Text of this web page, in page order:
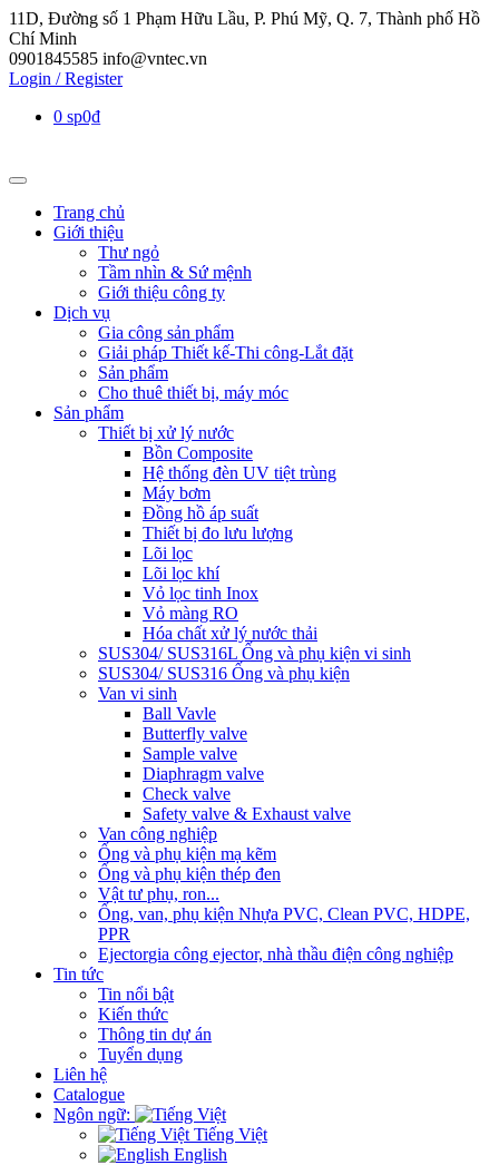
11D, Đường số 1 Phạm Hữu Lầu, P. Phú Mỹ, Q. 7, Thành phố Hồ
Chí Minh
0901845585 info@vntec.vn
Login / Register
0 sp0₫
Trang chủ
Giới thiệu
Thư ngỏ
Tầm nhìn & Sứ mệnh
Giới thiệu công ty
Dịch vụ
Gia công sản phẩm
Giải pháp Thiết kế-Thi công-Lắt đặt
Sản phẩm
Cho thuê thiết bị, máy móc
Sản phẩm
Thiết bị xử lý nước
Bồn Composite
Hệ thống đèn UV tiệt trùng
Máy bơm
Đồng hồ áp suất
Thiết bị đo lưu lượng
Lõi lọc
Lõi lọc khí
Vỏ lọc tinh Inox
Vỏ màng RO
Hóa chất xử lý nước thải
SUS304/ SUS316L Ống và phụ kiện vi sinh
SUS304/ SUS316 Ống và phụ kiện
Van vi sinh
Ball Vavle
Butterfly valve
Sample valve
Diaphragm valve
Check valve
Safety valve & Exhaust valve
Van công nghiệp
Ống và phụ kiện mạ kẽm
Ống và phụ kiện thép đen
Vật tư phụ, ron...
Ống, van, phụ kiện Nhựa PVC, Clean PVC, HDPE,
PPR
Ejectorgia công ejector, nhà thầu điện công nghiệp
Tin tức
Tin nổi bật
Kiến thức
Thông tin dự án
Tuyển dụng
Liên hệ
Catalogue
Ngôn ngữ:
Tiếng Việt
English